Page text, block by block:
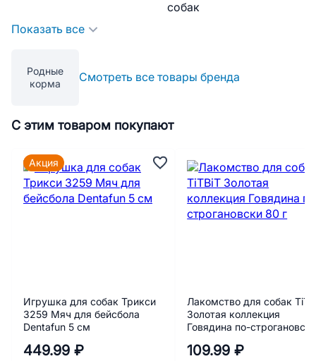
собак
Показать все
Родные
корма
Смотреть все товары бренда
С этим товаром покупают
Игрушка для собак Трикси
3259 Мяч для бейсбола
Dentafun 5 см
449.99 ₽
Акция
Лакомство для собак
Золотая коллекция
Говядина по-
109.99 ₽